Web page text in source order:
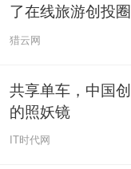
了在线旅游创投圈
猎云网
共享单车，中国
的照妖镜
IT时代网